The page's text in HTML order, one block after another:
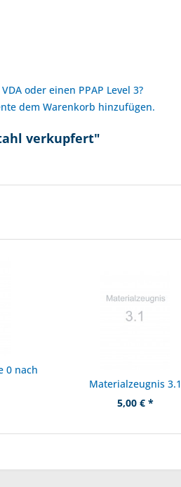
oder einen PPAP Level 3?
dem Warenkorb hinzufügen.
verkupfert"
0 nach
Materialzeugnis 3.1
5,00 € *